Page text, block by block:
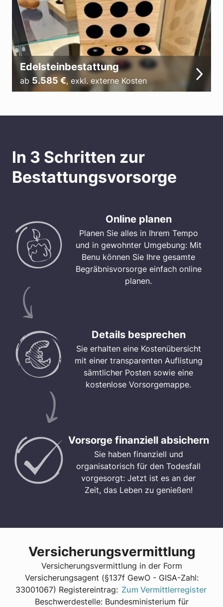
Edelsteinbestattung
ab 5.585 €, exkl. externe Kosten
In 3 Schritten zur
Bestattungsvorsorge
Online planen
Planen Sie alles in Ihrem Tempo
und in gewohnter Umgebung: Mit
Benu können Sie Ihre gesamte
Begräbnisvorsorge einfach online
planen.
Details besprechen
Sie erhalten eine Kostenübersicht
mit einer transparenten Auflistung
sämtlicher Posten sowie eine
kostenlose Vorsorgemappe.
Vorsorge finanziell absichern
Sie haben finanziell und
organisatorisch für den Todesfall
vorgesorgt: Jetzt ist es an der
Zeit, das Leben zu genießen!
Versicherungsvermittlung
Versicherungsvermittlung in der Form
Versicherungsagent (§137f GewO - GISA-Zahl:
33001067) Registereintrag: Zum Vermittlerregister
Beschwerdestelle: Bundesministerium für